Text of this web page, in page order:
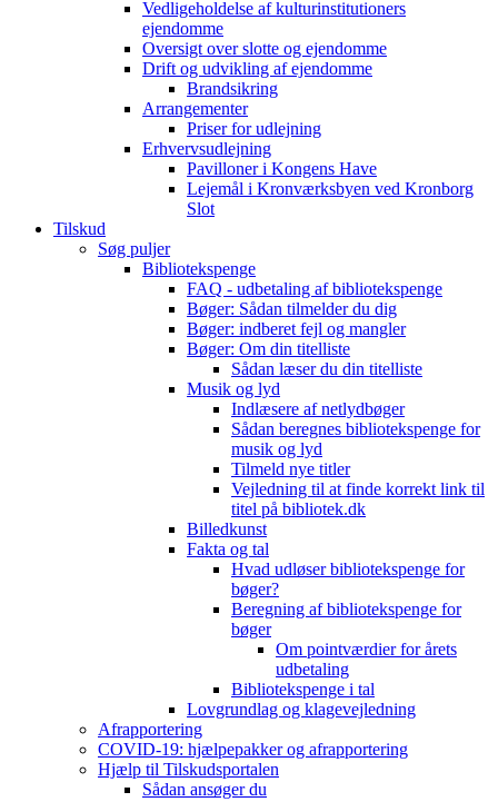
Vedligeholdelse af kulturinstitutioners
ejendomme
Oversigt over slotte og ejendomme
Drift og udvikling af ejendomme
Brandsikring
Arrangementer
Priser for udlejning
Erhvervsudlejning
Pavilloner i Kongens Have
Lejemål i Kronværksbyen ved Kronborg
Slot
Tilskud
Søg puljer
Bibliotekspenge
FAQ - udbetaling af bibliotekspenge
Bøger: Sådan tilmelder du dig
Bøger: indberet fejl og mangler
Bøger: Om din titelliste
Sådan læser du din titelliste
Musik og lyd
Indlæsere af netlydbøger
Sådan beregnes bibliotekspenge for
musik og lyd
Tilmeld nye titler
Vejledning til at finde korrekt link til
titel på bibliotek.dk
Billedkunst
Fakta og tal
Hvad udløser bibliotekspenge for
bøger?
Beregning af bibliotekspenge for
bøger
Om pointværdier for årets
udbetaling
Bibliotekspenge i tal
Lovgrundlag og klagevejledning
Afrapportering
COVID-19: hjælpepakker og afrapportering
Hjælp til Tilskudsportalen
Sådan ansøger du